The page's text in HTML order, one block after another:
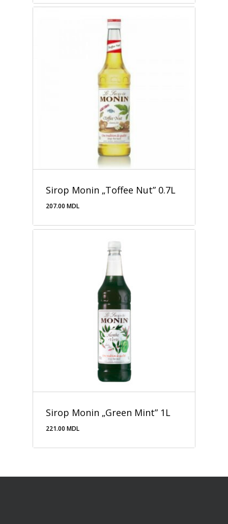
Sirop Monin „Toffee Nut” 0.7L
207.00 MDL
Sirop Monin „Green Mint” 1L
221.00 MDL